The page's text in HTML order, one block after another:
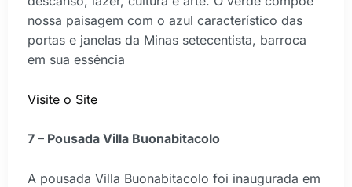
nossa paisagem com o azul característico das
portas e janelas da Minas setecentista, barroca
em sua essência
Visite o Site
7 – Pousada Villa Buonabitacolo
A pousada Villa Buonabitacolo foi inaugurada em